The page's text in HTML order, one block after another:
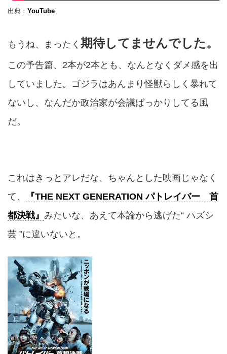
出典： YouTube
もうね、まったく 期待してませんでした。
この予告篇、2本が2本とも、なんとなくダメ感を出
していました。ゴジラはあんまり怪獣らしく暴れて
ないし、なんだか政治家が会議ばっかりしてる風
だ。
これはきっとアレだな、ちゃんとした映画じゃなく
て、
『THE NEXT GENERATION パトレイバー 首
都決戦』 みたいな、あえて本論から逃げた“ ハズシ
芸 ”に違いないと。